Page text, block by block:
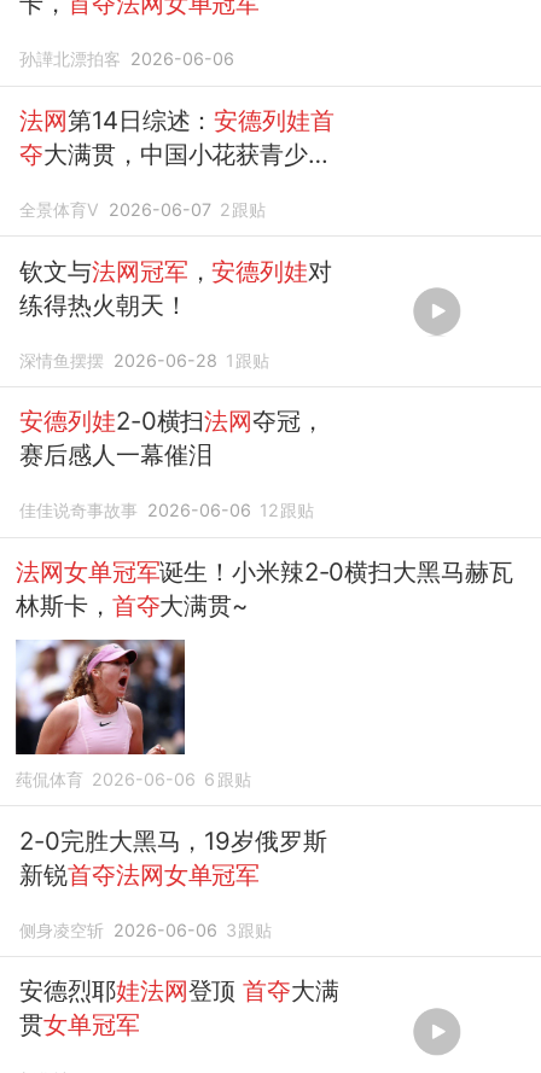
孙譁北漂拍客 2026-06-06
法网第14日综述：安德列娃首
夺大满贯，中国小花获青少年
全景体育V 2026-06-07 2跟贴
钦文与法网冠军 ，安德列娃对
练得热火朝天！
深情鱼摆摆 2026-06-28 1 跟贴
安德列娃2-0横扫法网夺冠，
赛后感人一幕催泪
佳佳说奇事故事 2026-06-06 12跟贴
法网女单冠军诞生！小米辣2-0横扫大黑马赫瓦
林斯卡， 首夺大满贯~
莼侃体育 2026-06-06 6 跟贴
2-0完胜大黑马，19岁俄罗斯
新锐首夺法网女单冠军
侧身凌空斩 2026-06-06 3跟贴
安德烈耶娃法网登顶首夺大满
贯女单冠军